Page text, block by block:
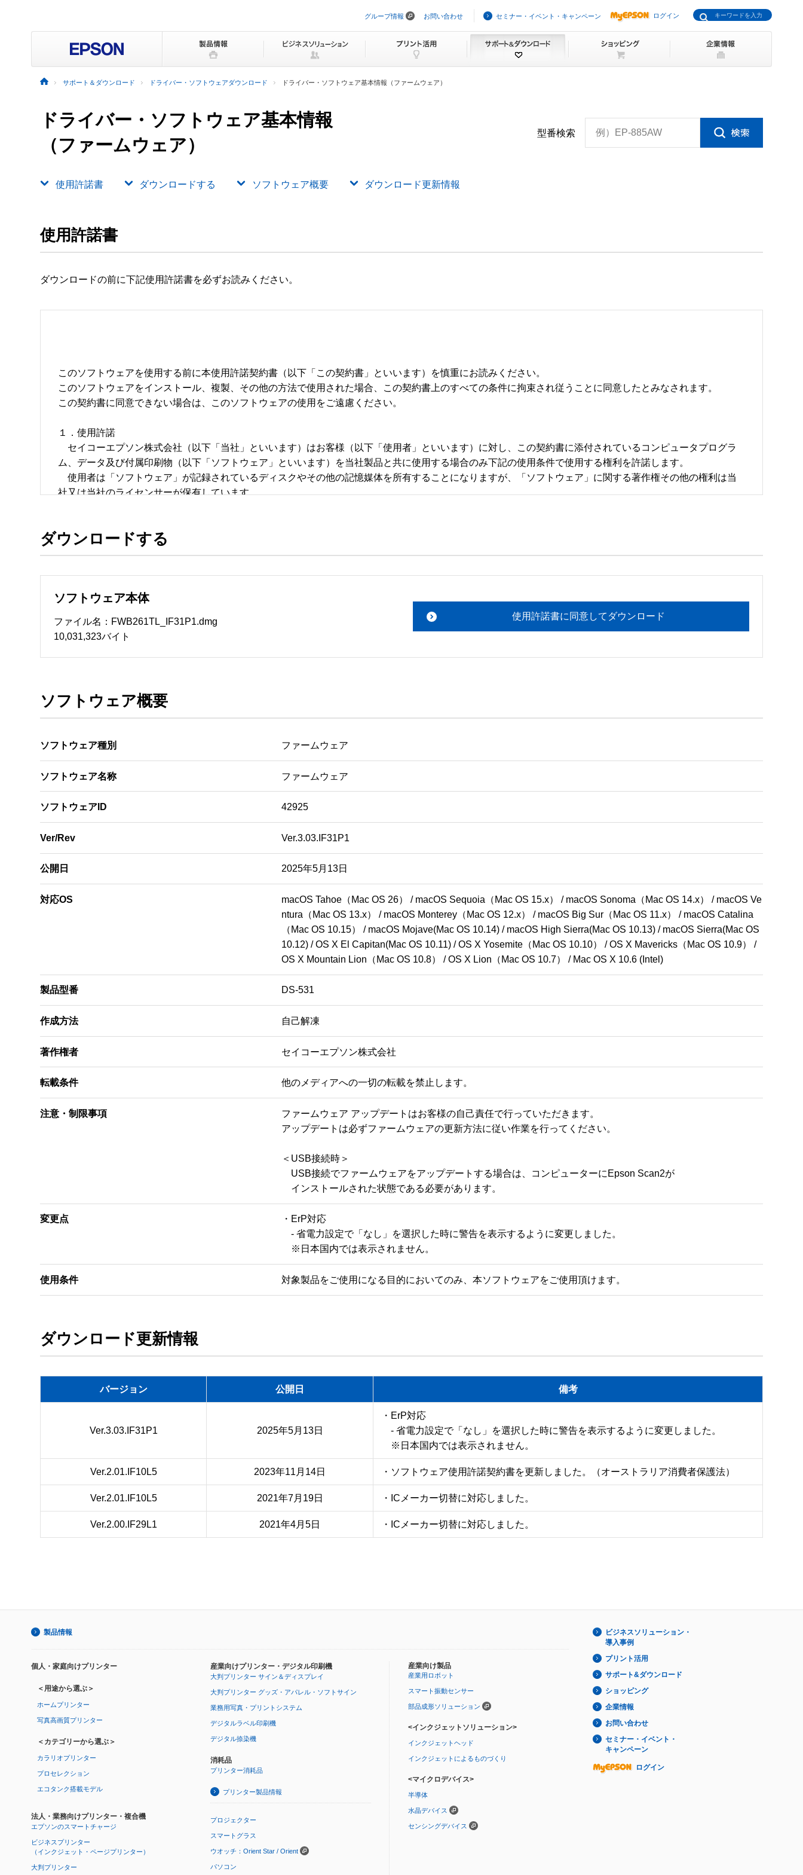
ビ
ョ
を
グループ情報 お問い合わせ セミナー・イベント・キャンペーン ログイン
サポート＆ダウンロード ドライバー・ソフトウェアダウンロード ドライバー・ソフトウェア基本情報（ファームウェア）
ドライバー・ソフトウェア基本情報
（ファームウェア）
型番検索 例）EP-885AW
使用許諾書 ダウンロードする ソフトウェア概要 ダウンロード更新情報
使用許諾書
ダウンロードの前に下記使用許諾書を必ずお読みください。
このソフトウェアを使用する前に本使用許諾契約書（以下「この契約書」といいます）を慎重にお読みください。
このソフトウェアをインストール、複製、その他の方法で使用された場合、この契約書上のすべての条件に拘束され従うことに同意したとみなされます。
この契約書に同意できない場合は、このソフトウェアの使用をご遠慮ください。
１．使用許諾
セイコーエプソン株式会社（以下「当社」といいます）はお客様（以下「使用者」といいます）に対し、この契約書に添付されているコンピュータプログラ
ム、データ及び付属印刷物（以下「ソフトウェア」といいます）を当社製品と共に使用する場合のみ下記の使用条件で使用する権利を許諾します。
使用者は「ソフトウェア」が記録されているディスクやその他の記憶媒体を所有することになりますが、「ソフトウェア」に関する著作権その他の権利は当
社又は当社のライセンサーが保有しています。
２．使用者ができること
クに接続された複数のコンピュータを使用する第三者に対しても「ソフトウェア」を使用させることができますが、当該第三者がこの契約書の条項を全部読ん
更に、バックアップ用として、「ソフトウェア」を現状の形式で１部複製することができます。
但し、「ソフトウェア」に記載されている著作権およびその他の財産権の表示と同じ表示を複製物に付けなければなりません。
使用者は「ソフトウェア」を逆コンパイル、逆アセンブル、リバースエンジニアその他の方法により「ソフトウェア」のソースコードを追跡するような試み
をすることはできません。
また、使用者は、「ソフトウェア」を変更したり、「ソフトウェア」の全体又は一部を使用して二次的著作物を作成することはできません。
４．契約の終了
使用者は、「ソフトウェア」及びそれらの複製物すべてを破棄することによりいつでもこの契約を終了することができます。
使用者がこの契約書の条項のいずれかに違反した場合には、当社から通告することなく、直ちにこの契約は解除されます。
使用者はこの契約の終了時には、「ソフトウェア」及びそれらの複製物すべてを破棄しなければなりません。
５．輸出規制
「ソフトウェア」(複製物あるいは翻案物を含みます)には、「外国為替及び外国貿易法」（外為法）で規制されたソフトウェアが含まれる場合があります。
また、本ソフトウェアには、米国法に基づく再輸出規制対象品が含まれている場合があります。
この場合、ユーザーは本ソフトウェアを米国政府が輸出を禁止している国へ輸出若しくは再輸出、またはその国からのダウンロードをしてはなりません。
また、ユーザーは米国政府が輸出を禁止している国の国籍をもつ人に本ソフトウェアを提供してはなりません。
「ソフトウェア」は、現状のまま提供され如何なる種類の保証もありません。
保証を放棄します。
当社は、「ソフトウェア」に含まれた機能が使用者の要求を満足させること、あるいは「ソフトウェア」の操作が停止せずエラーがないこと、「ソフトウェ
更に、当社は、「ソフトウェア」の使用及び使用結果の正確性、適確性、信頼性を保証したり表明したりすることはありません。
当社から、口頭あるいは文書で情報やアドバイスがあったとしても、それは、新たな保証を提供したり本保証の範囲を広げたりするものではありません。
これは当社及び当社の代理人がそのような可能性を通知されていた場合にも同様です。
「ソフトウェア」が有償で使用許諾されたときは、如何なる場合においても、当社に責任がある場合の上限の賠償額は、使用者の損害、損失、訴訟費用等い
っさいの費用を含めて、使用者が支払った「ソフトウェア」の代金総額を超えないものとします。
８．「ソフトウェア」によっては、使用することでインターネットに接続し、当社製品に関するデータまたはその他情報を使用者のコンピュータと相互に送受
送受信されるデータ、情報には当社製品に関する情報、使用者の居住国または地域、当社製品の状態等が含まれます。
ただし、個人を特定できない情報については、当社製品を使用されるお客様へのサービス向上のために統計資料として用いることがあります。
９．準拠法及び分離性
この契約書は、日本法を準拠法として、同法によって解釈されるものです。
この契約書の中のある条項が裁判所によって無効と判断された場合でも、残りの条項は効力を有します。
１０．契約の完全合意性
この契約書は、「ソフトウェア」の使用について、使用者と当社の間で取り決められた内容のすべてを記載するものであり、本件に関して、今までに取り交
わした契約（口頭、文書の両方を含みます）に優先して適用されるものです。
１１．アメリカ合衆国政府関係者が使用者の場合は以下もお読みください。
Government End Users.
If you are acquiring the Software on behalf of any unit or agency of the United States Government, the following provisions apply.  The Government agrees:
only "restricted rights" in the Software and its documentation as that term is defined in Clause 252.227-7013(c)(1) of the DFARS; and
ダウンロードする
ソフトウェア本体
ファイル名：FWB261TL_IF31P1.dmg
10,031,323バイト
使用許諾書に同意してダウンロード
ソフトウェア概要
ソフトウェア種別 ファームウェア
ソフトウェア名称 ファームウェア
ソフトウェアID 42925
Ver/Rev Ver.3.03.IF31P1
公開日 2025年5月13日
対応OS
macOS Tahoe（Mac OS 26） / macOS Sequoia（Mac OS 15.x） / macOS Sonoma（Mac OS 14.x） / macOS Ve
ntura（Mac OS 13.x） / macOS Monterey（Mac OS 12.x） / macOS Big Sur（Mac OS 11.x） / macOS Catalina
（Mac OS 10.15） / macOS Mojave(Mac OS 10.14) / macOS High Sierra(Mac OS 10.13) / macOS Sierra(Mac OS
10.12) / OS X El Capitan(Mac OS 10.11) / OS X Yosemite（Mac OS 10.10） / OS X Mavericks（Mac OS 10.9） /
OS X Mountain Lion（Mac OS 10.8） / OS X Lion（Mac OS 10.7） / Mac OS X 10.6 (Intel)
製品型番 DS-531
作成方法 自己解凍
著作権者 セイコーエプソン株式会社
転載条件 他のメディアへの一切の転載を禁止します。
注意・制限事項
ファームウェア アップデートはお客様の自己責任で行っていただきます。
アップデートは必ずファームウェアの更新方法に従い作業を行ってください。
＜USB接続時＞
USB接続でファームウェアをアップデートする場合は、コンピューターにEpson Scan2が
インストールされた状態である必要があります。
変更点
・ErP対応
- 省電力設定で「なし」を選択した時に警告を表示するように変更しました。
※日本国内では表示されません。
使用条件 対象製品をご使用になる目的においてのみ、本ソフトウェアをご使用頂けます。
ダウンロード更新情報
バージョン 公開日 備考
Ver.3.03.IF31P1 2025年5月13日
・ErP対応
- 省電力設定で「なし」を選択した時に警告を表示するように変更しました。
※日本国内では表示されません。
Ver.2.01.IF10L5 2023年11月14日 ・ソフトウェア使用許諾契約書を更新しました。（オーストラリア消費者保護法）
Ver.2.01.IF10L5 2021年7月19日 ・ICメーカー切替に対応しました。
Ver.2.00.IF29L1 2021年4月5日 ・ICメーカー切替に対応しました。
製品情報
個人・家庭向けプリンター
＜用途から選ぶ＞
ホームプリンター
写真高画質プリンター
＜カテゴリーから選ぶ＞
カラリオプリンター
プロセレクション
エコタンク搭載モデル
法人・業務向けプリンター・複合機
エプソンのスマートチャージ
ビジネスプリンター
（インクジェット・ページプリンター）
大判プリンター
産業向けプリンター・デジタル印刷機
大判プリンター サイン＆ディスプレイ
大判プリンター グッズ・アパレル・ソフトサイン
業務用写真・プリントシステム
デジタルラベル印刷機
デジタル捺染機
消耗品
プリンター消耗品
プリンター製品情報
プロジェクター
スマートグラス
ウオッチ：Orient Star / Orient
パソコン
産業向け製品
産業用ロボット
スマート振動センサー
部品成形ソリューション
<インクジェットソリューション>
インクジェットヘッド
インクジェットによるものづくり
<マイクロデバイス>
半導体
水晶デバイス
センシングデバイス
ビジネスソリューション・
導入事例
プリント活用
サポート&ダウンロード
ショッピング
企業情報
お問い合わせ
セミナー・イベント・
キャンペーン
ログイン